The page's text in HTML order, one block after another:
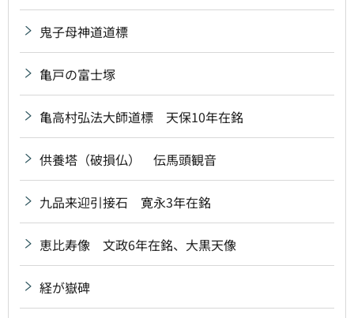
鬼子母神道道標
亀戸の富士塚
亀高村弘法大師道標 天保10年在銘
供養塔（破損仏） 伝馬頭観音
九品来迎引接石 寛永3年在銘
恵比寿像 文政6年在銘、大黒天像
経が嶽碑